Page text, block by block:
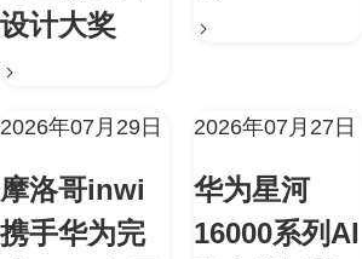
设计大奖
2026年07月29日
摩洛哥inwi
携手华为完
2026年07月27日
华为星河
16000系列AI